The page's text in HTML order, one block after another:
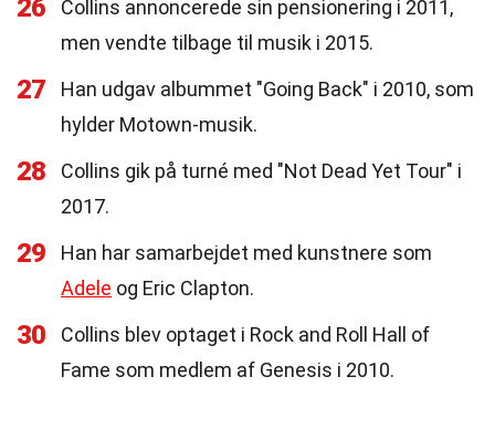
26
Collins annoncerede sin pensionering i 2011,
men vendte tilbage til musik i 2015.
27
Han udgav albummet "Going Back" i 2010, som
hylder Motown-musik.
28
Collins gik på turné med "Not Dead Yet Tour" i
2017.
29
Han har samarbejdet med kunstnere som
Adele og Eric Clapton.
30
Collins blev optaget i Rock and Roll Hall of
Fame som medlem af Genesis i 2010.